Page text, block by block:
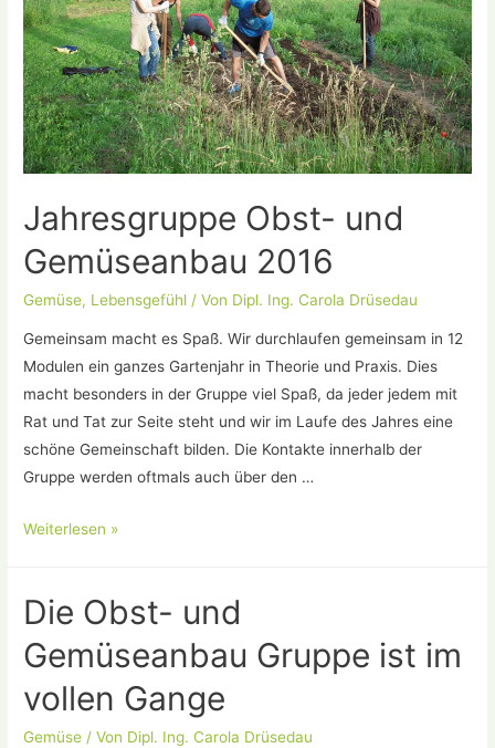
Jahresgruppe Obst- und
Gemüseanbau 2016
Gemüse, Lebensgefühl / Von Dipl. Ing. Carola Drüsedau
Gemeinsam macht es Spaß. Wir durchlaufen gemeinsam in 12
Modulen ein ganzes Gartenjahr in Theorie und Praxis. Dies
macht besonders in der Gruppe viel Spaß, da jeder jedem mit
Rat und Tat zur Seite steht und wir im Laufe des Jahres eine
schöne Gemeinschaft bilden. Die Kontakte innerhalb der
Gruppe werden oftmals auch über den …
Jahresgruppe
Gemüseanbau
Weiterlesen »
Die Obst- und
Gemüseanbau Gruppe ist im
vollen Gange
Gemüse / Von Dipl. Ing. Carola Drüsedau